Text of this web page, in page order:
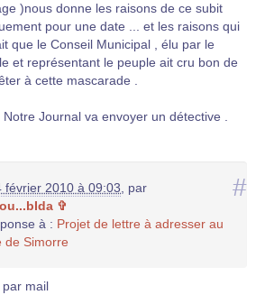
)nous donne les raisons de ce subit
pour une date ... et les raisons qui
que le Conseil Municipal , élu par le
et représentant le peuple ait cru bon de
à cette mascarade .
Notre Journal va envoyer un détective .
#
février 2010 à 09:03, par
✞
à : Projet de lettre à adresser au
de Simorre
par mail